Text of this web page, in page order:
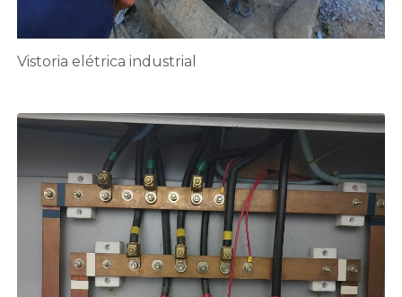
Vistoria elétrica industrial